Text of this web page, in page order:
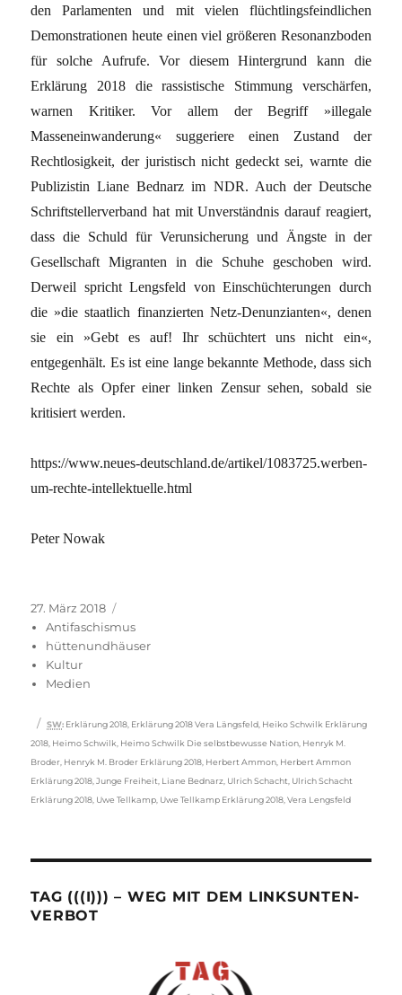
den Parlamenten und mit vielen flüchtlingsfeindlichen
Demonstrationen heute einen viel größeren Resonanzboden
für solche Aufrufe. Vor diesem Hintergrund kann die
Erklärung 2018 die rassistische Stimmung verschärfen,
warnen Kritiker. Vor allem der Begriff »illegale
Masseneinwanderung« suggeriere einen Zustand der
Rechtlosigkeit, der juristisch nicht gedeckt sei, warnte die
Publizistin Liane Bednarz im NDR. Auch der Deutsche
Schriftstellerverband hat mit Unverständnis darauf reagiert,
dass die Schuld für Verunsicherung und Ängste in der
Gesellschaft Migranten in die Schuhe geschoben wird.
Derweil spricht Lengsfeld von Einschüchterungen durch
die »die staatlich finanzierten Netz-Denunzianten«, denen
sie ein »Gebt es auf! Ihr schüchtert uns nicht ein«,
entgegenhält. Es ist eine lange bekannte Methode, dass sich
Rechte als Opfer einer linken Zensur sehen, sobald sie
kritisiert werden.
https://www.neues-deutschland.de/artikel/1083725.werben-
um-rechte-intellektuelle.html
Peter Nowak
Veröffentlicht
am
27. März 2018
Antifaschismus
hüttenundhäuser
Kultur
Medien
Schlagwörter
SW: Erklärung 2018 Erklärung 2018 Vera Längsfeld Heiko Schwilk Erklärung
2018 Heimo Schwilk Heimo Schwilk Die selbstbewusse Nation Henryk M.
Broder Henryk M. Broder Erklärung 2018 Herbert Ammon Herbert Ammon
Erklärung 2018 ,Junge Freiheit Liane Bednarz Ulrich Schacht Ulrich Schacht
Erklärung 2018 Uwe Tellkamp Uwe Tellkamp Erklärung 2018 ,Vera Lengsfeld
TAG (((I))) – WEG MIT DEM LINKSUNTEN-
VERBOT